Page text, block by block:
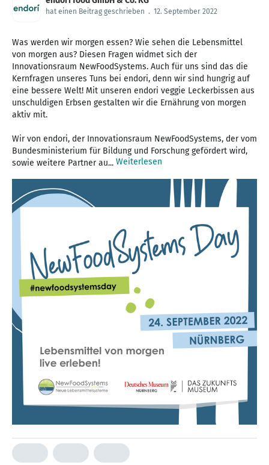
hat einen Beitrag geschrieben . 12. September 2022
Was werden wir morgen essen? Wie sehen die Lebensmittel
von morgen aus? Diesen Fragen widmet sich der
Innovationsraum NewFoodSystems. Auch für uns sind das die
Kernfragen unseres Tuns bei endori, denn wir sind hungrig auf
eine bessere Welt! Mit unseren endori veggie Leckerbissen aus
unschuldigen Erbsen gestalten wir die Ernährung von morgen
aktiv mit.
Wir von endori, der Innovationsraum NewFoodSystems, der vom
Bundesministerium für Bildung und Forschung gefördert wird,
sowie weitere Partner au... Weiterlesen